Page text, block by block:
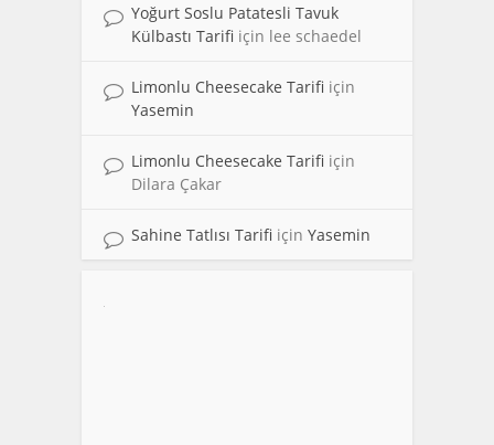
Yoğurt Soslu Patatesli Tavuk
Külbastı Tarifi için lee schaedel
Limonlu Cheesecake Tarifi için
Yasemin
Limonlu Cheesecake Tarifi için
Dilara Çakar
Sahine Tatlısı Tarifi için Yasemin